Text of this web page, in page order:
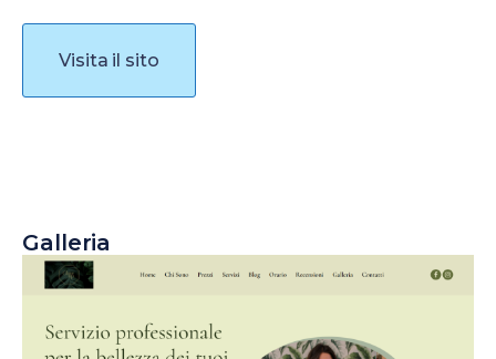
Visita il sito
Galleria